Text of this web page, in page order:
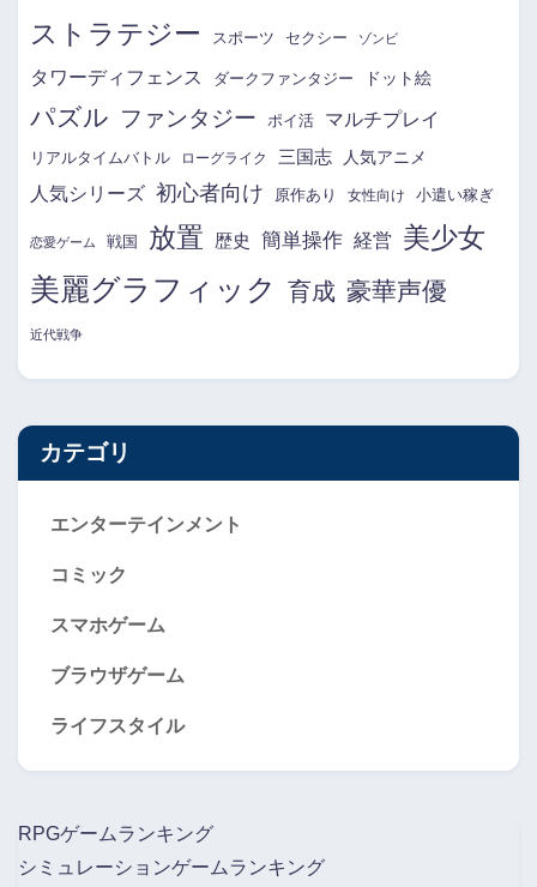
ストラテジー スポーツ セクシー ゾンビ
タワーディフェンス ダークファンタジー ドット絵
パズル ファンタジー ポイ活 マルチプレイ
リアルタイムバトル ローグライク 三国志 人気アニメ
人気シリーズ 初心者向け 原作あり 女性向け 小遣い稼ぎ
恋愛ゲーム 戦国 放置 歴史 簡単操作 経営 美少女
美麗グラフィック 育成 豪華声優
近代戦争
カテゴリ
エンターテインメント
コミック
スマホゲーム
ブラウザゲーム
ライフスタイル
RPGゲームランキング
シミュレーションゲームランキング